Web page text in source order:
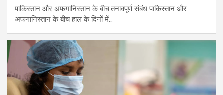
पाकिस्तान और अफगानिस्तान के बीच तनावपूर्ण संबंध पाकिस्तान और
अफगानिस्तान के बीच हाल के दिनों में…